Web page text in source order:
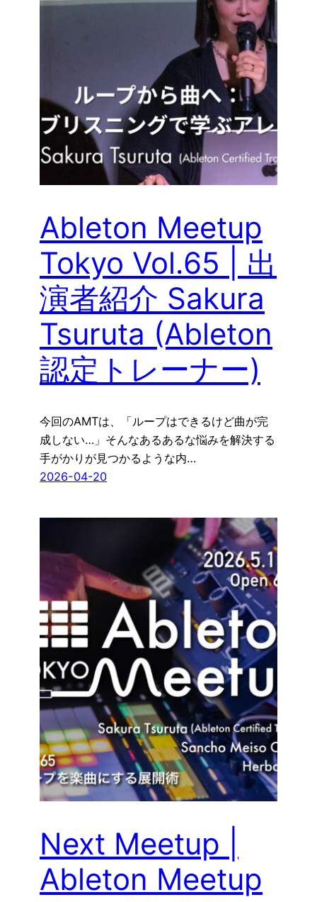
Ableton Meetup
Tokyo Vol.65 | 出
演者紹介 Sakura
Tsuruta (Ableton
認定トレーナー)
今回のAMTは、「ループはできるけど曲が完
成しない…」そんなあるあるな悩みを解決する
手がかりが見つかるような内…
2026-04-20
Next Meetup |
Ableton Meetup